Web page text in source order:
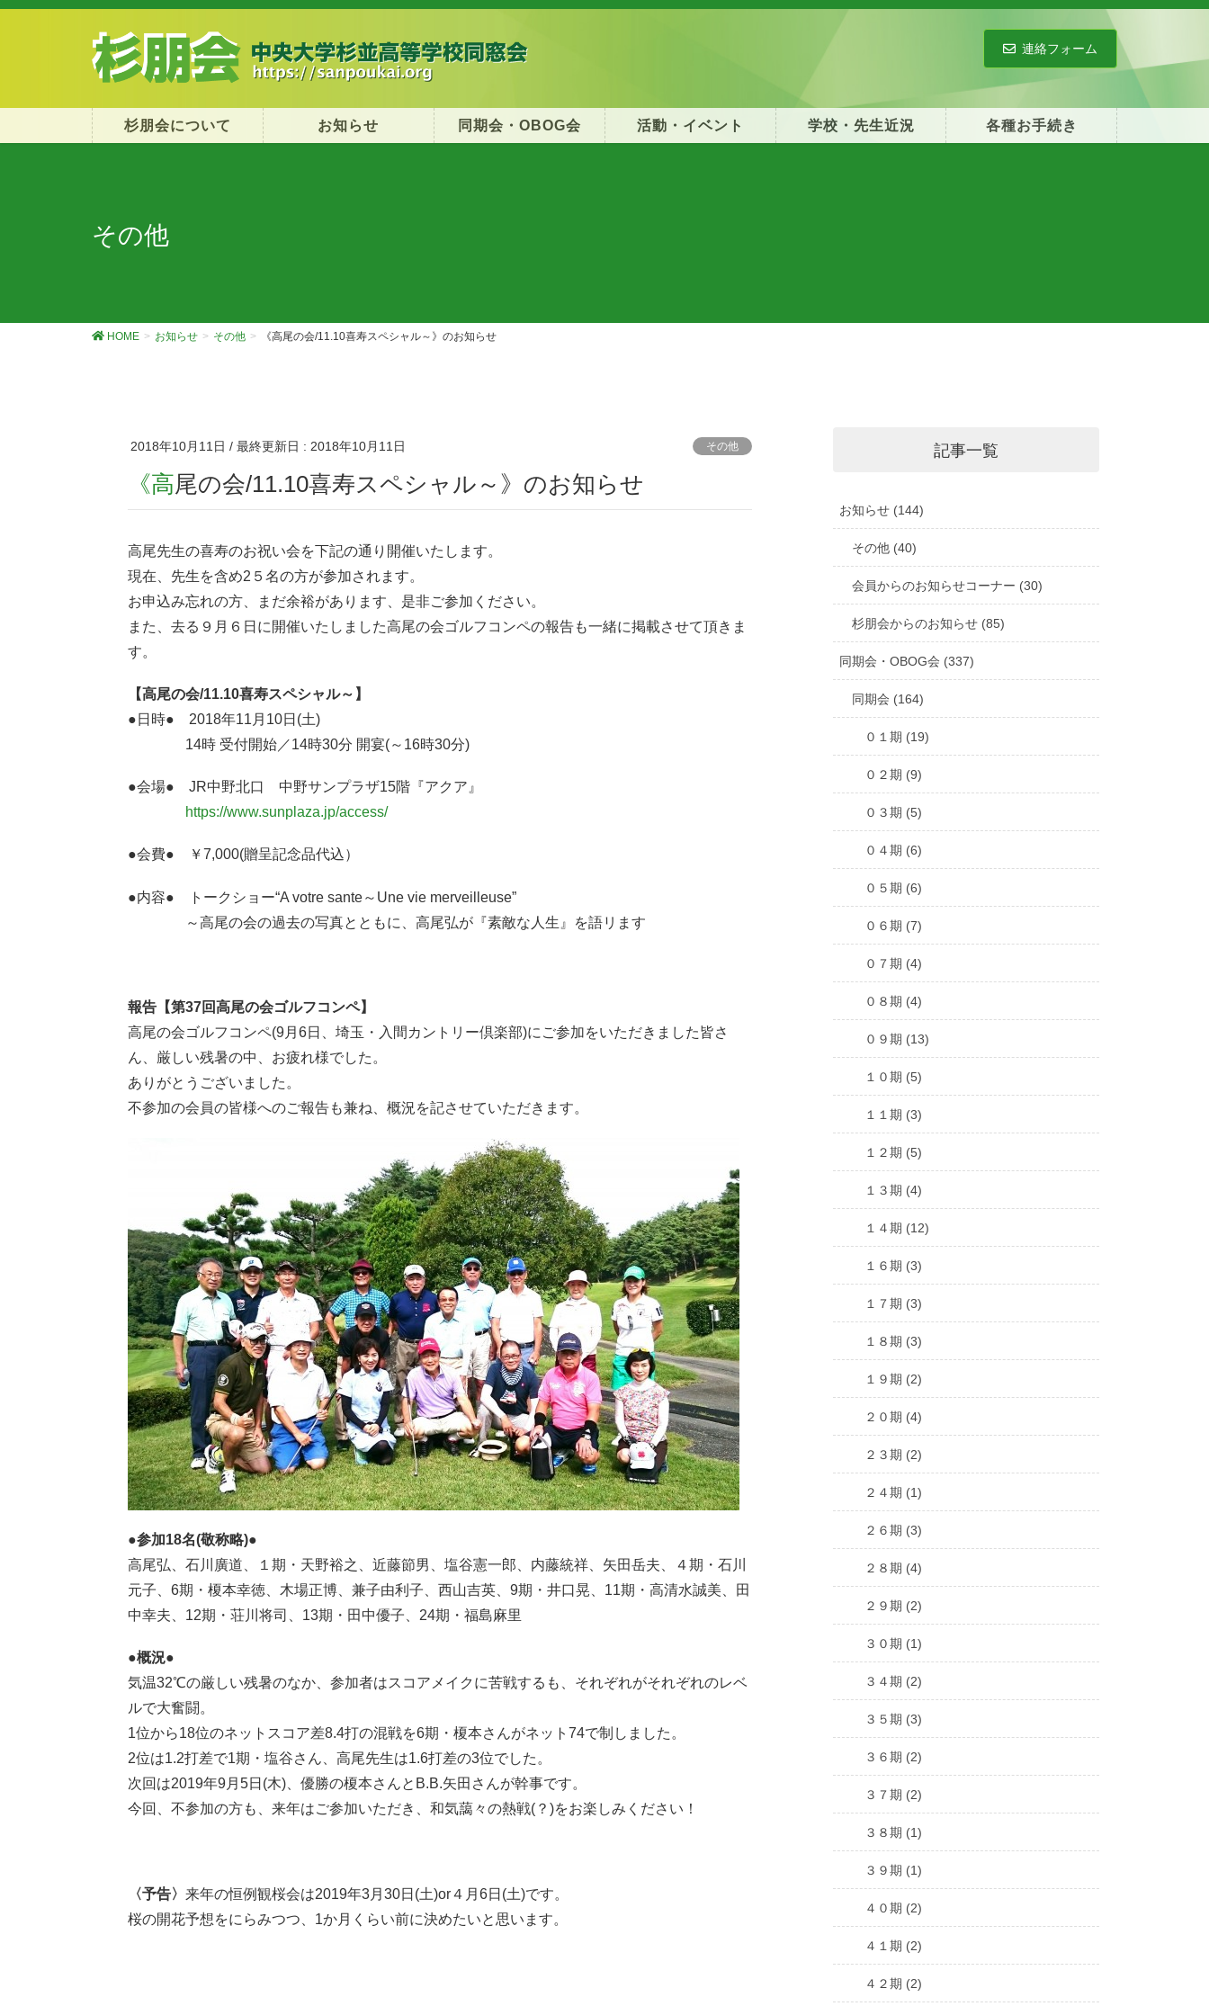
連絡フォーム
杉朋会について お知らせ 同期会・OBOG会 活動・イベント 学校・先生近況 各種お手続き
その他
HOME お知らせ その他 《高尾の会/11.10喜寿スペシャル～》のお知らせ
2018年10月11日 / 最終更新日 : 2018年10月11日 その他
《高尾の会/11.10喜寿スペシャル～》のお知らせ
高尾先生の喜寿のお祝い会を下記の通り開催いたします。
現在、先生を含め2５名の方が参加されます。
お申込み忘れの方、まだ余裕があります、是非ご参加ください。
また、去る９月６日に開催いたしました高尾の会ゴルフコンペの報告も一緒に掲載させて頂きま
す。
【高尾の会/11.10喜寿スペシャル～】
●日時● 2018年11月10日(土)
14時 受付開始／14時30分 開宴(～16時30分)
●会場● JR中野北口 中野サンプラザ15階『アクア』
https://www.sunplaza.jp/access/
●会費● ￥7,000(贈呈記念品代込）
●内容● トークショー“A votre sante～Une vie merveilleuse”
～高尾の会の過去の写真とともに、高尾弘が『素敵な人生』を語リます
報告【第37回高尾の会ゴルフコンペ】
高尾の会ゴルフコンペ(9月6日、埼玉・入間カントリー倶楽部)にご参加をいただきました皆さ
ん、厳しい残暑の中、お疲れ様でした。
ありがとうございました。
不参加の会員の皆様へのご報告も兼ね、概況を記させていただきます。
●参加18名(敬称略)●
高尾弘、石川廣道、１期・天野裕之、近藤節男、塩谷憲一郎、内藤統祥、矢田岳夫、４期・石川
元子、6期・榎本幸徳、木場正博、兼子由利子、西山吉英、9期・井口晃、11期・高清水誠美、田
中幸夫、12期・荘川将司、13期・田中優子、24期・福島麻里
●概況●
気温32℃の厳しい残暑のなか、参加者はスコアメイクに苦戦するも、それぞれがそれぞれのレベ
ルで大奮闘。
1位から18位のネットスコア差8.4打の混戦を6期・榎本さんがネット74で制しました。
2位は1.2打差で1期・塩谷さん、高尾先生は1.6打差の3位でした。
次回は2019年9月5日(木)、優勝の榎本さんとB.B.矢田さんが幹事です。
今回、不参加の方も、来年はご参加いただき、和気藹々の熱戦(？)をお楽しみください！
〈予告〉 来年の恒例観桜会は2019年3月30日(土)or４月6日(土)です。
桜の開花予想をにらみつつ、1か月くらい前に決めたいと思います。
記事一覧
お知らせ (144)
その他 (40)
会員からのお知らせコーナー (30)
杉朋会からのお知らせ (85)
同期会・OBOG会 (337)
同期会 (164)
０１期 (19)
０２期 (9)
０３期 (5)
０４期 (6)
０５期 (6)
０６期 (7)
０７期 (4)
０８期 (4)
０９期 (13)
１０期 (5)
１１期 (3)
１２期 (5)
１３期 (4)
１４期 (12)
１６期 (3)
１７期 (3)
１８期 (3)
１９期 (2)
２０期 (4)
２３期 (2)
２４期 (1)
２６期 (3)
２８期 (4)
２９期 (2)
３０期 (1)
３４期 (2)
３５期 (3)
３６期 (2)
３７期 (2)
３８期 (1)
３９期 (1)
４０期 (2)
４１期 (2)
４２期 (2)